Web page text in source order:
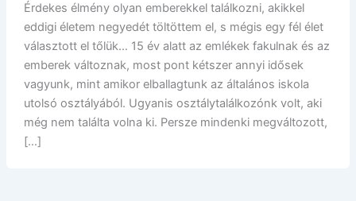
Érdekes élmény olyan emberekkel találkozni, akikkel
eddigi életem negyedét töltöttem el, s mégis egy fél élet
választott el tőlük… 15 év alatt az emlékek fakulnak és az
emberek változnak, most pont kétszer annyi idősek
vagyunk, mint amikor elballagtunk az általános iskola
utolsó osztályából. Ugyanis osztálytalálkozónk volt, aki
még nem találta volna ki. Persze mindenki megváltozott,
[…]